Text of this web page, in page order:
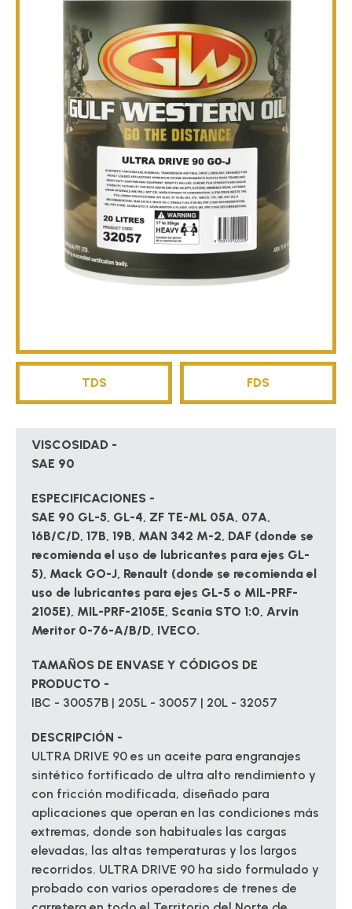
FOLLETOS
BLOG
TDS FDS
VISCOSIDAD -
SAE 90
ESPECIFICACIONES -
SAE 90 GL-5, GL-4, ZF TE-ML 05A, 07A,
16B/C/D, 17B, 19B, MAN 342 M-2, DAF (donde se
recomienda el uso de lubricantes para ejes GL-
5), Mack GO-J, Renault (donde se recomienda el
uso de lubricantes para ejes GL-5 o MIL-PRF-
2105E), MIL-PRF-2105E, Scania STO 1:0, Arvin
Meritor 0-76-A/B/D, IVECO.
TAMAÑOS DE ENVASE Y CÓDIGOS DE
PRODUCTO -
IBC - 30057B | 205L - 30057 | 20L - 32057
DESCRIPCIÓN -
ULTRA DRIVE 90 es un aceite para engranajes
sintético fortificado de ultra alto rendimiento y
con fricción modificada, diseñado para
aplicaciones que operan en las condiciones más
extremas, donde son habituales las cargas
elevadas, las altas temperaturas y los largos
recorridos. ULTRA DRIVE 90 ha sido formulado y
probado con varios operadores de trenes de